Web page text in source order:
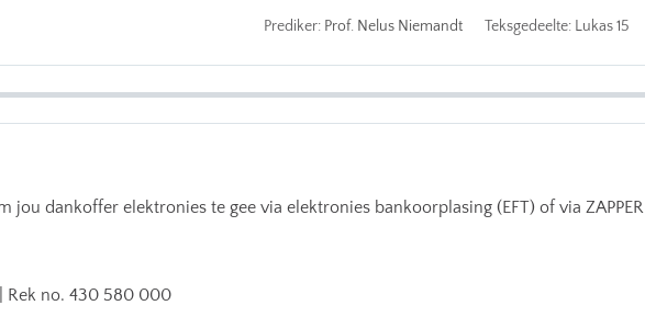
Prediker: Prof. Nelus Niemandt Teksgedeelte: Lukas 15
jou dankoffer elektronies te gee via elektronies bankoorplasing (EFT) of via ZAPPER
Rek no. 430 580 000